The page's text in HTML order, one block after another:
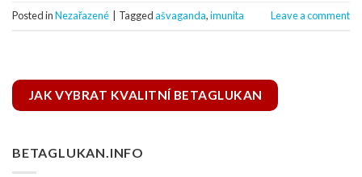
Posted inNezařazené Taggedašvaganda,imunita Leave a comment
JAK VYBRAT KVALITNÍ BETAGLUKAN
BETAGLUKAN.INFO